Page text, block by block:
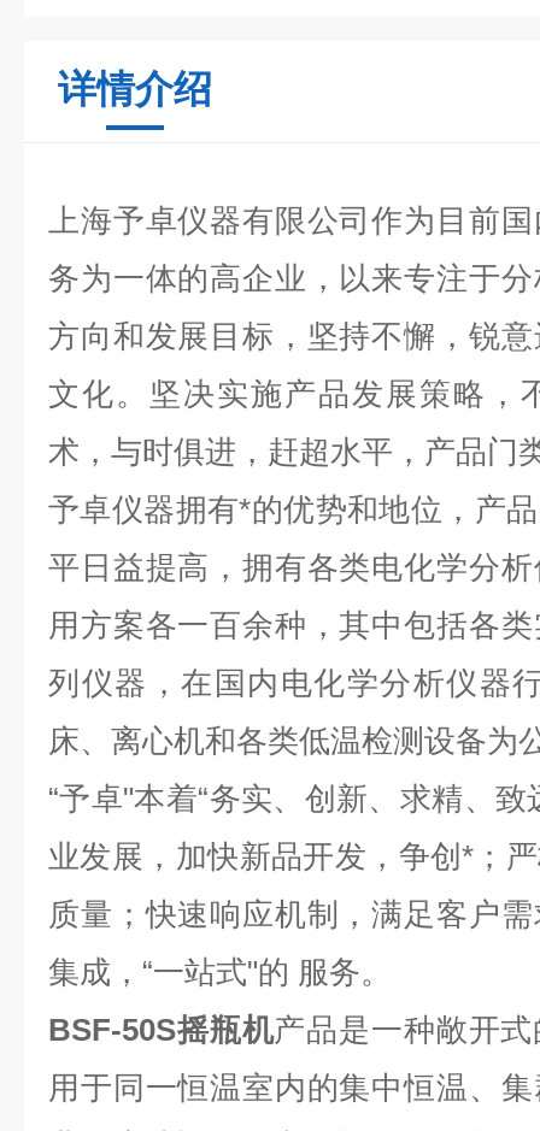
详情介绍
上海予卓仪器有限公司作为目前
务为一体的高企业，以来专注于
方向和发展目标，坚持不懈，锐
文化。坚决实施产品发展策略，
术，与时俱进，赶超水平，产品门
予卓仪器拥有*的优势和地位，产
平日益提高，拥有各类电化学分
用方案各一百余种，其中包括各
列仪器，在国内电化学分析仪器
床、离心机和各类低温检测设备为
“予卓"本着“务实、创新、求精、
业发展，加快新品开发，争创*；
质量；快速响应机制，满足客户
集成，“一站式"的 服务。
BSF-50S摇瓶机产品是一种敞开
用于同一恒温室内的集中恒温、